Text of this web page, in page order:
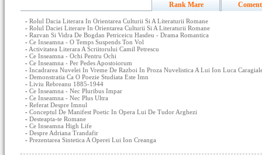
Rank Mare
- Rolul Dacia Literara In Orientarea Culturii Si A Literaturii Romane
- Rolul Daciei Literare In Orientarea Culturii Si A Literaturii Romane
- Razvan Si Vidra De Bogdan Petriceicu Hasdeu - Drama Romantica
- Ce Inseamna - O Temps Suspends Ton Vol
- Activitatea Literara A Scriitorului Camil Petrescu
- Ce Inseamna - Ochi Pentru Ochi
- Ce Inseamna - Per Pedes Apostoiorum
- Incadrarea Nuvelei In Vreme De Razboi In Proza Nuvelistica A Lui Ion Luca
- Demonstratia Ca O Poezie Studiata Este Imn
- Liviu Rebreanu 1885-1944
- Ce Inseamna - Nec Pluribus Impar
- Ce Inseamna - Nec Plus Ultra
- Referat Despre Imnul
- Conceptul De Manifest Poetic In Opera Lui De Tudor Arghezi
- Desteapta-te Romane
- Ce Inseamna High Life
- Despre Adriana Trandafir
- Prezentarea Sintetica A Operei Lui Ion Creanga